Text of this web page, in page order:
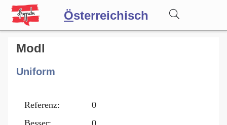
Österreichisch
Wörterbuch
Forum
Blog
Modl
Uniform
Referenz:
0
Besser:
0